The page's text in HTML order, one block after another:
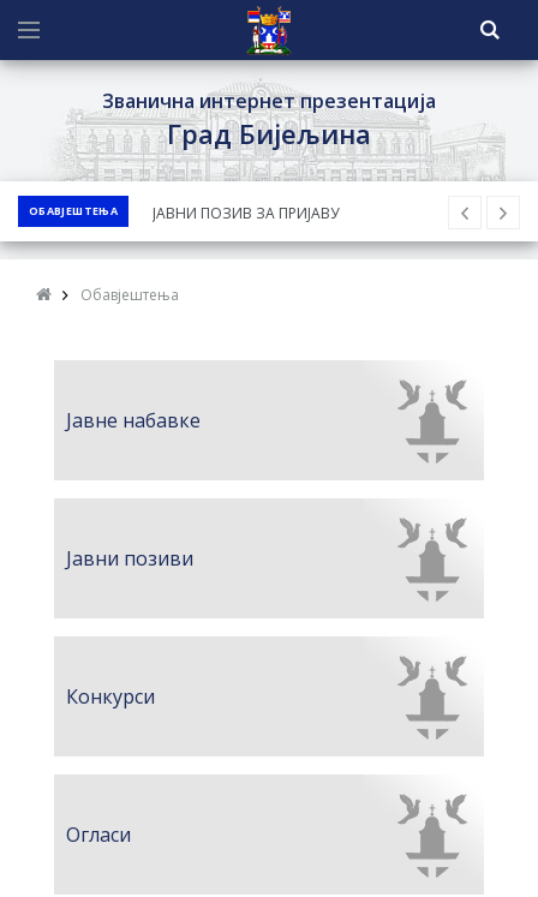
Званична интернет презентација
Град Бијељина
ОБАВЈЕШТЕЊА
ЈАВНИ ПОЗИВ ЗА ПРИЈАВУ
НЕПРОПИСНОГ ОДЛАГАЊА ОТПАДА УЗ
ДОДЈЕЛУ ФИНАНСИЈСКЕ НАГРАДЕ
КУЋЕ СА ОКУЋНИЦОМ НА ТЕРИТОРИЈИ
ГРАДА БИЈЕЉИНА ЗА 2026. ГОДИНУ
Обавјештење за предузетника - Ненад
Нукић
КАНДИДАТА КОЈИ СУ ОСТВАРИЛИ ПРАВО
ДОДАТАК ЗА ДЕМОБИЛИСАНЕ БОРЦЕ
ВОЈСКЕ РЕПУБЛИКЕ СРПСКЕ У СТАЊУ
Захтјев за издавање ПОНОСНЕ КАРТИЦЕ
Обавјештење о забрани саобраћаја 6. и
Обавјештења
Јавне набавке
Јавни позиви
Конкурси
Огласи